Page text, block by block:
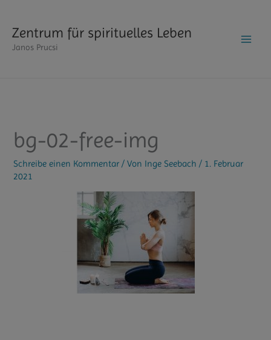
springen
Zentrum für spirituelles Leben
Janos Prucsi
bg-02-free-img
Schreibe einen Kommentar / Von Inge Seebach/ 1. Februar
2021